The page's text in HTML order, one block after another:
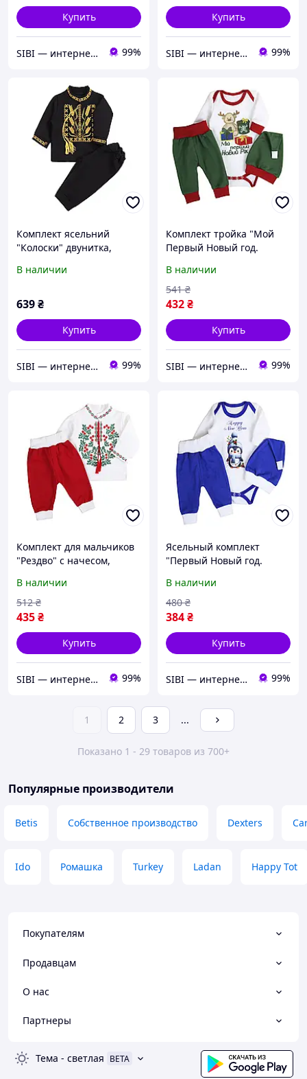
Купить
SIBI — интернет-магазин товаров для дома: текстиль, одежда для всей семьи 99%
Купить
SIBI — интернет-магазин товаров для дома: текстиль, одежда для всей семьи 99%
Комплект ясельний
"Колоски" двунитка,
В наличии
639₴
Купить
SIBI — интернет-магазин товаров для дома: текстиль, одежда для всей семьи 99%
Комплект тройка "Мой
Первый Новый год.
мес)
В наличии
432₴
541 ₴
Купить
SIBI — интернет-магазин товаров для дома: текстиль, одежда для всей семьи 99%
Комплект для мальчиков
"Рездво" с начесом,
В наличии
435₴
512 ₴
Купить
SIBI — интернет-магазин товаров для дома: текстиль, одежда для всей семьи 99%
Ясельный комплект
"Первый Новый год.
мес)
В наличии
384₴
480 ₴
Купить
SIBI — интернет-магазин товаров для дома: текстиль, одежда для всей семьи 99%
1 2 3 ...
Показано 1 - 29 товаров из 700+
Популярные производители
Betis Собственное производство Dexters
Ido Ромашка Turkey Ladan Happy Tot
Покупателям
Продавцам
О нас
Партнеры
Тема - светлая BETA